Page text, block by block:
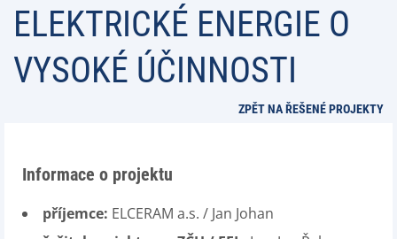
ELEKTRICKÉ ENERGIE O
VYSOKÉ ÚČINNOSTI
ZPĚT NA ŘEŠENÉ PROJEKTY
Informace o projektu
příjemce: ELCERAM a.s. / Jan Johan